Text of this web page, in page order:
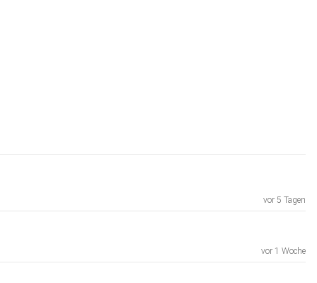
vor 5 Tagen
vor 1 Woche